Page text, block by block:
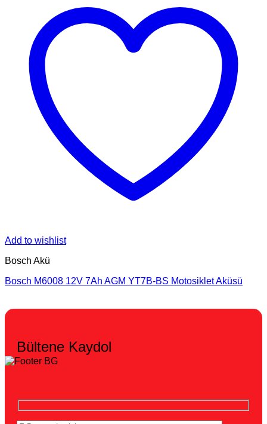
Add to wishlist
Bosch Akü
Bosch M6008 12V 7Ah AGM YT7B-BS Motosiklet Aküsü
Bültene Kaydol